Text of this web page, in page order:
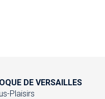
DE VERSAILLES
Plaisirs